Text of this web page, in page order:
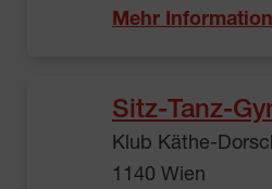
Mehr
Sitz-Tanz-
Klub Käthe-
1140 Wien